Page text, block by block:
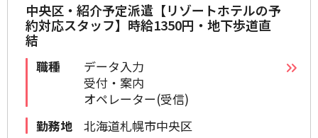
中央区・紹介予定派遣【リゾートホテルの予
約対応スタッフ】時給1350円・地下歩道直
結
職種
データ入力
受付・案内
オペレーター(受信)
勤務地
北海道札幌市中央区